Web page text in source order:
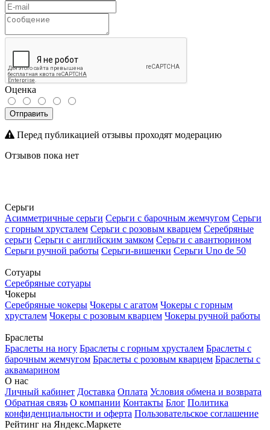
Оценка
Отправить
Перед публикацией отзывы проходят модерацию
Отзывов пока нет
Серьги
Асимметричные серьги Серьги с барочным жемчугом Серьги
с горным хрусталем Серьги с розовым кварцем Серебряные
серьги Серьги с английским замком Серьги с авантюрином
Серьги ручной работы Серьги-вишенки Серьги Uno de 50
Сотуары
Серебряные сотуары
Чокеры
Серебряные чокеры Чокеры с агатом Чокеры с горным
хрусталем Чокеры с розовым кварцем Чокеры ручной работы
Браслеты
Браслеты на ногу Браслеты с горным хрусталем Браслеты с
барочным жемчугом Браслеты с розовым кварцем Браслеты с
аквамарином
О нас
Личный кабинет Доставка Оплата Условия обмена и возврата
Обратная связь О компании Контакты Блог Политика
конфиденциальности и оферта Пользовательское соглашение
Рейтинг на Яндекс.Маркете